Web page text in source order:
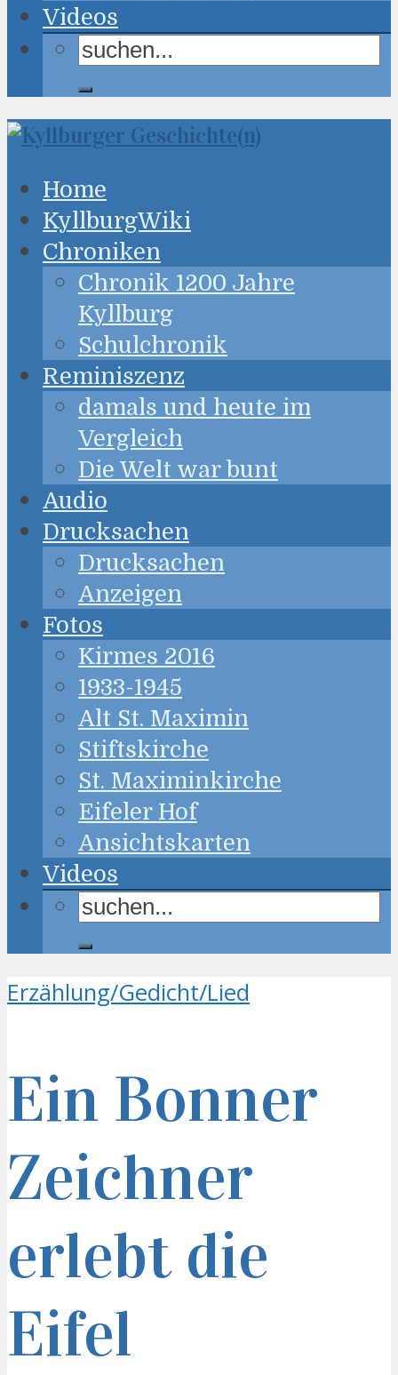
Videos
Home
KyllburgWiki
Chroniken
Chronik 1200 Jahre
Kyllburg
Schulchronik
Reminiszenz
damals und heute im
Vergleich
Die Welt war bunt
Audio
Drucksachen
Drucksachen
Anzeigen
Fotos
Kirmes 2016
1933-1945
Alt St. Maximin
Stiftskirche
St. Maximinkirche
Eifeler Hof
Ansichtskarten
Videos
Erzählung/Gedicht/Lied
Ein Bonner
Zeichner
erlebt die
Eifel